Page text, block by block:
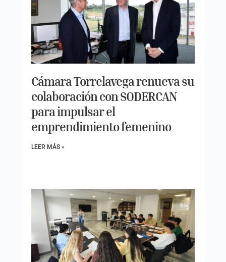
Cámara Torrelavega renueva su
colaboración con SODERCAN
para impulsar el
emprendimiento femenino
LEER MÁS »